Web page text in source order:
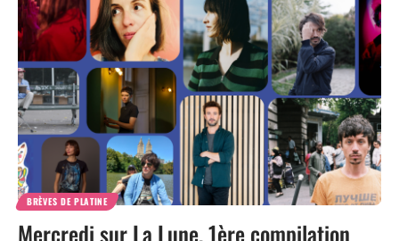
BRÈVES DE PLATINE
Mercredi sur La Lune, 1ère compilation